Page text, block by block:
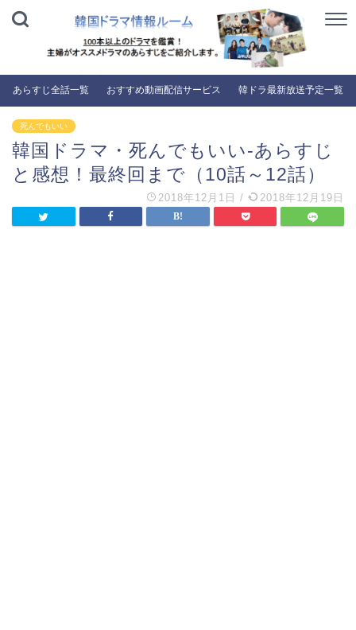
あらすじ全話一覧 おすすめ動画配信サービス 韓ドラ最新放送予定一覧
死んでもいい
韓国ドラマ・死んでもいい-あらすじ
と感想！最終回まで（10話～12話）
2018年12月1日 / 2018年12月19日